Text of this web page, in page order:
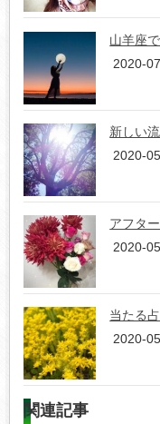
山羊座
2020-
新しい
2020-
アフタ
2020-
当たる
2020-
関連記事